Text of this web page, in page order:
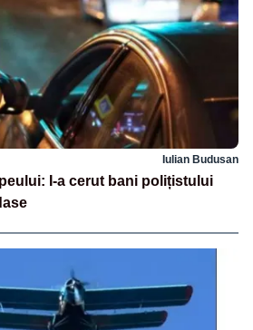
Iulian Budusan
I-a cerut bani polițistului